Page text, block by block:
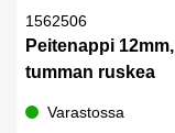
1562506
Peitenappi 12mm,
tumman ruskea
Varastossa